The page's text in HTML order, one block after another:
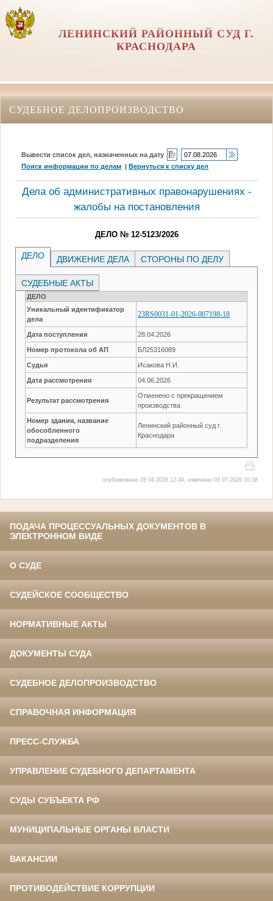
ЛЕНИНСКИЙ РАЙОННЫЙ СУД Г.
КРАСНОДАРА
СУДЕБНОЕ ДЕЛОПРОИЗВОДСТВО
Вывести список дел, назначенных на дату
Поиск информации по делам |Вернуться к списку дел
Дела об административных правонарушениях -
жалобы на постановления
ДЕЛО № 12-5123/2026
ДЕЛО ДВИЖЕНИЕ ДЕЛА СТОРОНЫ ПО ДЕЛУ
СУДЕБНЫЕ АКТЫ
ДЕЛО
Уникальный идентификатор
дела
23RS0031-01-2026-007198-18
Дата поступления 28.04.2026
Номер протокола об АП БЛ25316089
Судья Исакова Н.И.
Дата рассмотрения 04.06.2026
Результат рассмотрения
Отменено с прекращением
производства
Номер здания, название
обособленного
подразделения
Ленинский районный суд г.
Краснодара
опубликовано 28.04.2026 12:49, изменено 02.07.2026 10:38
ПОДАЧА ПРОЦЕССУАЛЬНЫХ ДОКУМЕНТОВ В
ЭЛЕКТРОННОМ ВИДЕ
О СУДЕ
СУДЕЙСКОЕ СООБЩЕСТВО
НОРМАТИВНЫЕ АКТЫ
ДОКУМЕНТЫ СУДА
СУДЕБНОЕ ДЕЛОПРОИЗВОДСТВО
СПРАВОЧНАЯ ИНФОРМАЦИЯ
ПРЕСС-СЛУЖБА
УПРАВЛЕНИЕ СУДЕБНОГО ДЕПАРТАМЕНТА
СУДЫ СУБЪЕКТА РФ
МУНИЦИПАЛЬНЫЕ ОРГАНЫ ВЛАСТИ
ВАКАНСИИ
ПРОТИВОДЕЙСТВИЕ КОРРУПЦИИ